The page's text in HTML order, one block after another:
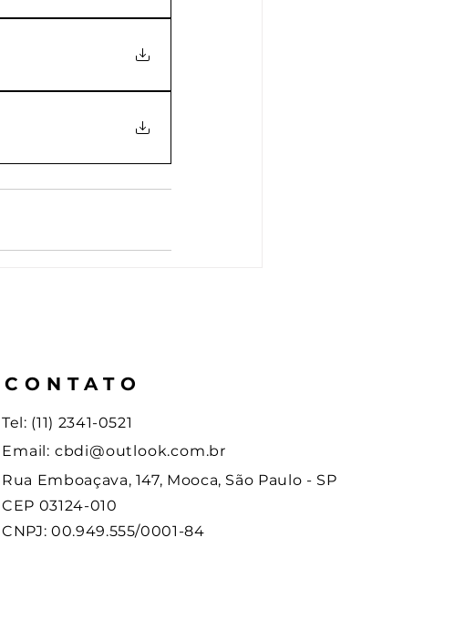
CONTATO
Tel: (11) 2341-0521
Email: cbdi@outlook.com.br
Rua Emboaçava, 147, Mooca, São Paulo - SP
CEP 03124-010
CNPJ: 00.949.555/0001-84